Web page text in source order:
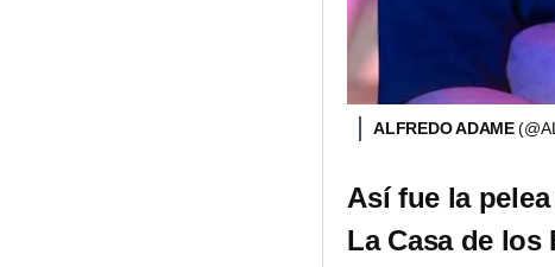
ALFREDO ADAME
Así fue la
La Casa de los